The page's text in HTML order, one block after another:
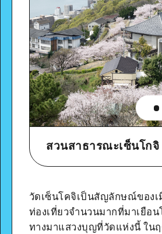
สวนสาธารณะเซ็นโกจิ
Google Maps
วัดเซ็นโคจิเป็นสัญลักษณ์ของเ
ท่องเที่ยวจำนวนมากที่มาเยือ
ทางมาแสวงบุญที่วัดแห่งนี้ ใน